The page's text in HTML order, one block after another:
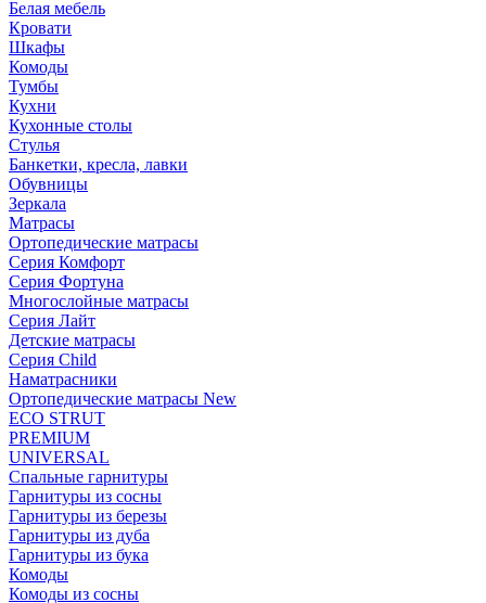
Белая мебель
Кровати
Шкафы
Комоды
Тумбы
Кухни
Кухонные столы
Стулья
Банкетки, кресла, лавки
Обувницы
Зеркала
Матрасы
Ортопедические матрасы
Серия Комфорт
Серия Фортуна
Многослойные матрасы
Серия Лайт
Детские матрасы
Серия Child
Наматрасники
Ортопедические матрасы New
ECO STRUT
PREMIUM
UNIVERSAL
Спальные гарнитуры
Гарнитуры из сосны
Гарнитуры из березы
Гарнитуры из дуба
Гарнитуры из бука
Комоды
Комоды из сосны